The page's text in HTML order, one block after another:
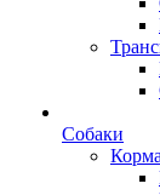
Собаки